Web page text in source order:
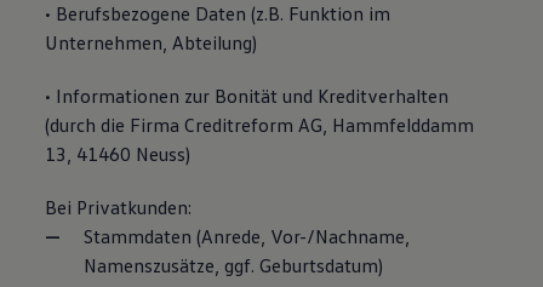
• Berufsbezogene Daten (z.B. Funktion im
Unternehmen, Abteilung)
• Informationen zur Bonität und Kreditverhalten
(durch die Firma Creditreform AG, Hammfelddamm
13, 41460 Neuss)
Bei Privatkunden:
Stammdaten (Anrede, Vor-/Nachname,
Namenszusätze, ggf. Geburtsdatum)